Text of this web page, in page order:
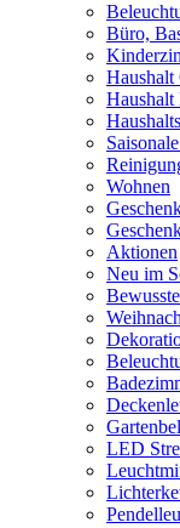
Büro,
Haushalt
Haushalt
Wohnen
Aktionen
Neu im
LED